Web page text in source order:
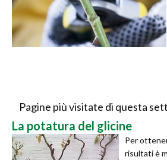
Pagine più visitate di questa
La potatura del glicine
Per
risultati è